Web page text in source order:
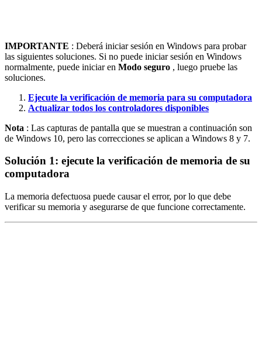
IMPORTANTE : Deberá iniciar sesión en Windows para probar
las siguientes soluciones. Si no puede iniciar sesión en Windows
normalmente, puede iniciar en Modo seguro , luego pruebe las
soluciones.
Ejecute la verificación de memoria para su computadora
Actualizar todos los controladores disponibles
Nota : Las capturas de pantalla que se muestran a continuación son
de Windows 10, pero las correcciones se aplican a Windows 8 y 7.
Solución 1: ejecute la verificación de memoria de su
computadora
La memoria defectuosa puede causar el error, por lo que debe
verificar su memoria y asegurarse de que funcione correctamente.